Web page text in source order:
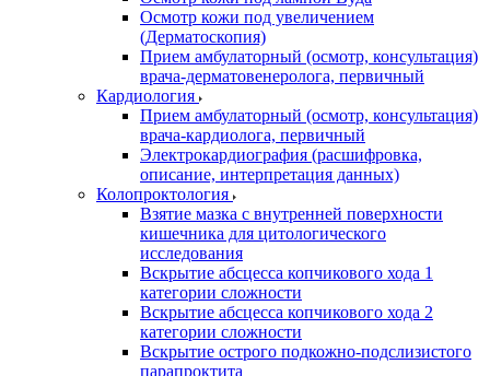
Осмотр кожи под увеличением
(Дерматоскопия)
Прием амбулаторный (осмотр, консультация)
врача-дерматовенеролога, первичный
Кардиология
Прием амбулаторный (осмотр, консультация)
врача-кардиолога, первичный
Электрокардиография (расшифровка,
описание, интерпретация данных)
Колопроктология
Взятие мазка с внутренней поверхности
кишечника для цитологического
исследования
Вскрытие абсцесса копчикового хода 1
категории сложности
Вскрытие абсцесса копчикового хода 2
категории сложности
Вскрытие острого подкожно-подслизистого
парапроктита